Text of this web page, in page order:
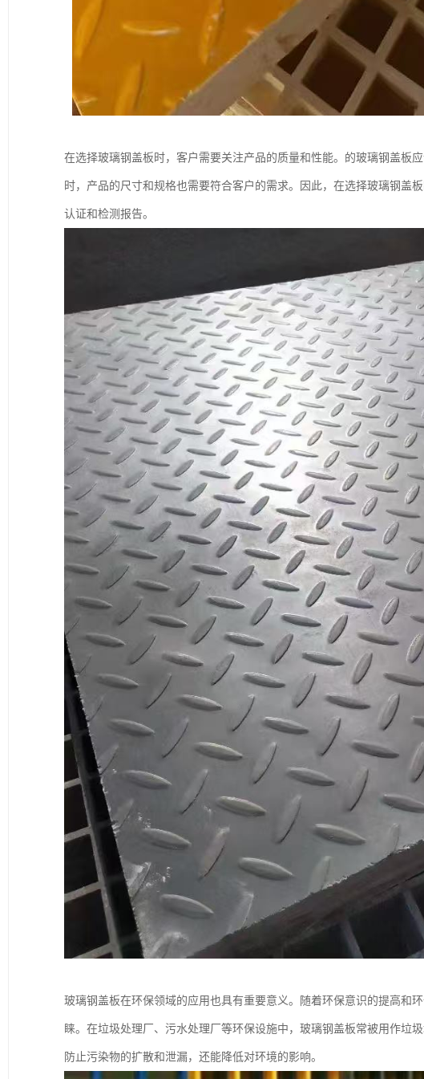
在选择玻璃钢盖板时，客户需要关注产品的质量和性能。的玻璃钢盖板
时，产品的尺寸和规格也需要符合客户的需求。因此，在选择玻璃钢盖
认证和检测报告。
玻璃钢盖板在环保领域的应用也具有重要意义。随着环保意识的提高和
睐。在垃圾处理厂、污水处理厂等环保设施中，玻璃钢盖板常被用作垃
防止污染物的扩散和泄漏，还能降低对环境的影响。